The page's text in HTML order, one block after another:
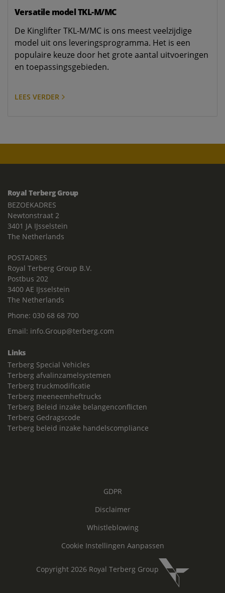
Versatile model TKL-M/MC
De Kinglifter TKL-M/MC is ons meest veelzijdige
model uit ons leveringsprogramma. Het is een
populaire keuze door het grote aantal uitvoeringen
en toepassingsgebieden.
LEES VERDER
Royal Terberg Group
BEZOEKADRES
Newtonstraat 2
3401 JA IJsselstein
The Netherlands
POSTADRES
Royal Terberg Group B.V.
Postbus 202
3400 AE IJsselstein
The Netherlands
Phone: 030 68 68 700
Email: info.Group@terberg.com
Links
Terberg Special Vehicles
Terberg afvalinzamelsystemen
Terberg truckmodificatie
Terberg meeneemheftrucks
Terberg Beleid inzake belangenconflicten
Terberg Gedragscode
Terberg beleid inzake handelscompliance
GDPR
Disclaimer
Whistleblowing
Cookie Instellingen Aanpassen
Copyright 2026 Royal Terberg Group